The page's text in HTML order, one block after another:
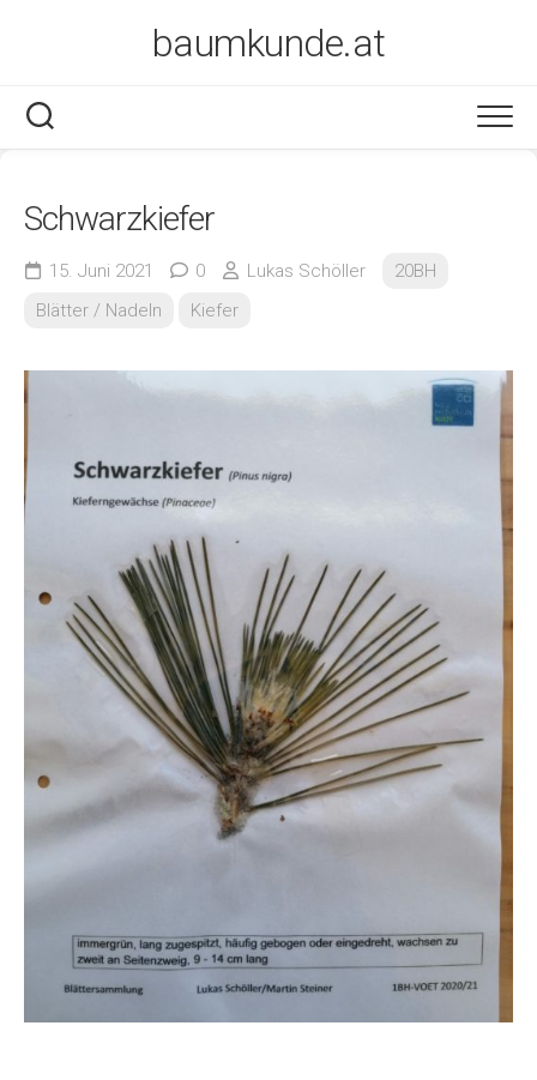
baumkunde.at
Schwarzkiefer
15. Juni 2021 0 Lukas Schöller
20BH
Blätter / Nadeln
Kiefer